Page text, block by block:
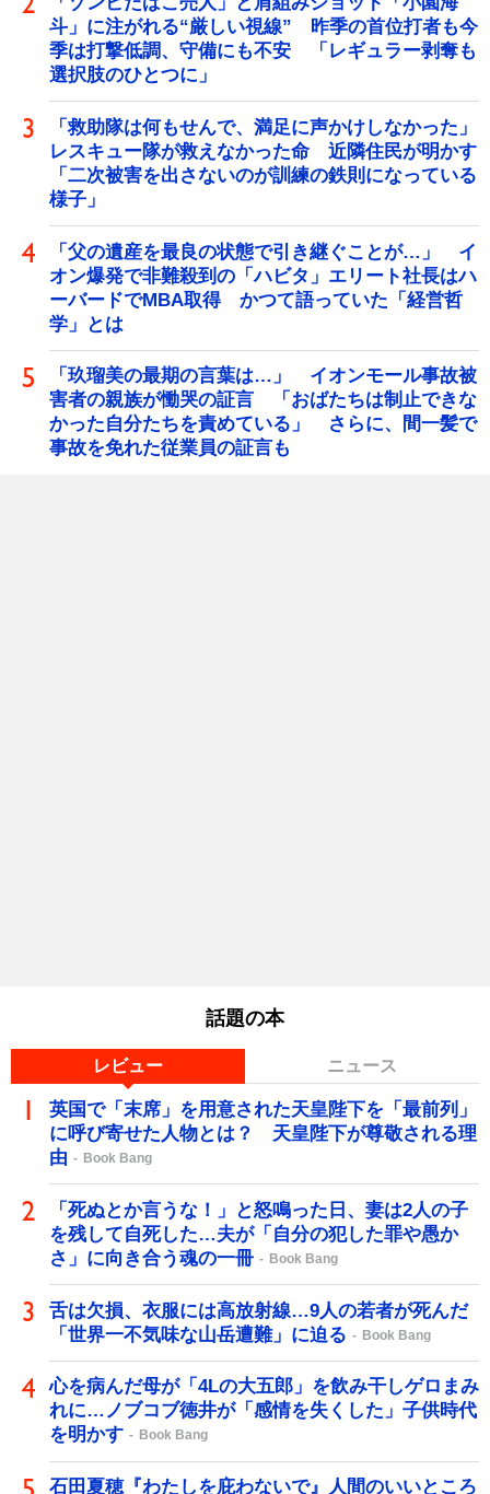
斗」に注がれる“厳しい視線” 昨季の首位打者も今
季は打撃低調、守備にも不安 「レギュラー剥奪も
選択肢のひとつに」
「救助隊は何もせんで、満足に声かけしなかった」
レスキュー隊が救えなかった命 近隣住民が明かす
「二次被害を出さないのが訓練の鉄則になっている
様子」
「父の遺産を最良の状態で引き継ぐことが…」 イ
オン爆発で非難殺到の「ハビタ」エリート社長はハ
ーバードでMBA取得 かつて語っていた「経営哲
学」とは
「玖瑠美の最期の言葉は…」 イオンモール事故被
害者の親族が慟哭の証言 「おばたちは制止できな
かった自分たちを責めている」 さらに、間一髪で
事故を免れた従業員の証言も
話題の本
レビュー ニュース
英国で「末席」を用意された天皇陛下を「最前列」
に呼び寄せた人物とは？ 天皇陛下が尊敬される理
由
Book Bang
「死ぬとか言うな！」と怒鳴った日、妻は2人の子
を残して自死した…夫が「自分の犯した罪や愚か
さ」に向き合う魂の一冊
Book Bang
舌は欠損、衣服には高放射線…9人の若者が死んだ
「世界一不気味な山岳遭難」に迫る
Book Bang
心を病んだ母が「4Lの大五郎」を飲み干しゲロまみ
れに…ノブコブ徳井が「感情を失くした」子供時代
を明かす
Book Bang
石田夏穂『わたしを庇わないで』人間のいいところ